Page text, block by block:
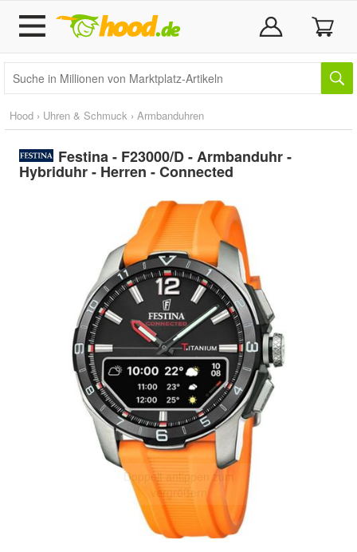
Hood › Uhren & Schmuck › Armbanduhren
Festina - F23000/D - Armbanduhr -
Hybriduhr - Herren - Connected
Doppelt antippen zum
vergrößern